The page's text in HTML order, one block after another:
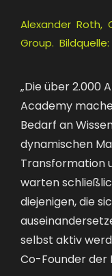
Alexander Roth,
Group.
„Die über 2.000
Academy
Bedarf an
dynamischen
Transformation
warten
diejenigen, die
selbst aktiv
Co-Founder der